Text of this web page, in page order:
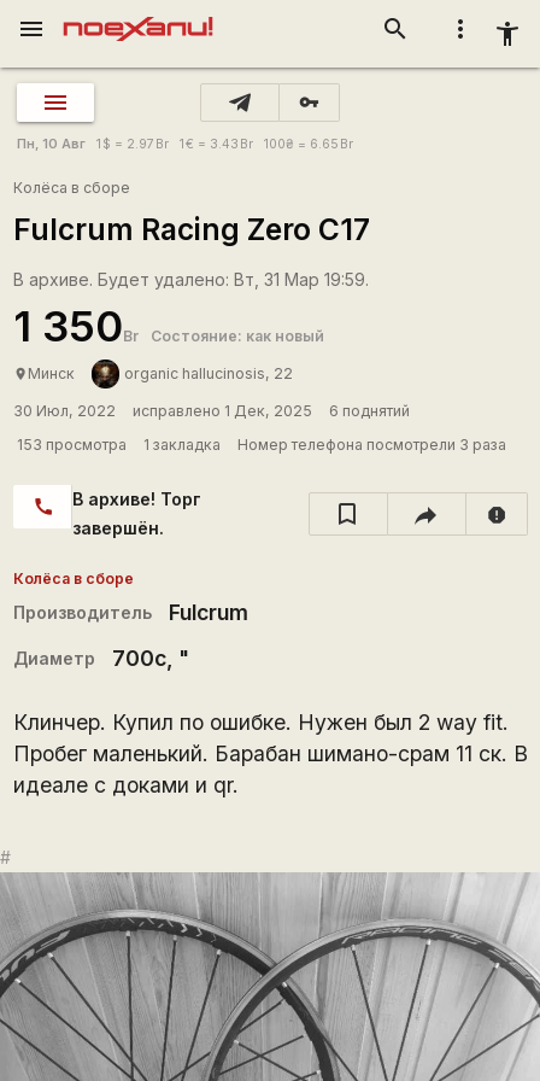
more_vert accessibility_new
search
menu
vpn_key
Пн, 10 Авг 1 $ = 2.97 Br 1€ = 3.43 Br 100₴ = 6.65 Br
Колёса в сборе
Fulcrum Racing Zero C17
В архиве. Будет удалено: Вт, 31 Мар 19:59.
1 350Br Состояние: как новый
place Минск organic hallucinosis, 22
30 Июл, 2022 исправлено 1 Дек, 2025
6 поднятий
153 просмотра
1 закладка Номер телефона посмотрели 3 раза
call
В архиве! Торг
завершён.
report
Колёса в сборе
Производитель Fulcrum
Диаметр 700c, "
Клинчер. Купил по ошибке. Нужен был 2 way fit.
Пробег маленький. Барабан шимано-срам 11 ск. В
идеале с доками и qr.
#